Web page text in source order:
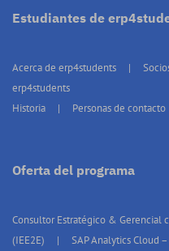
Estudiantes de
Acerca de erp4students
erp4students
Historia
Personas de contacto
Oferta del programa
Consultor Estratégico & Gerencial
(IEE2E)
SAP Analytics Cloud